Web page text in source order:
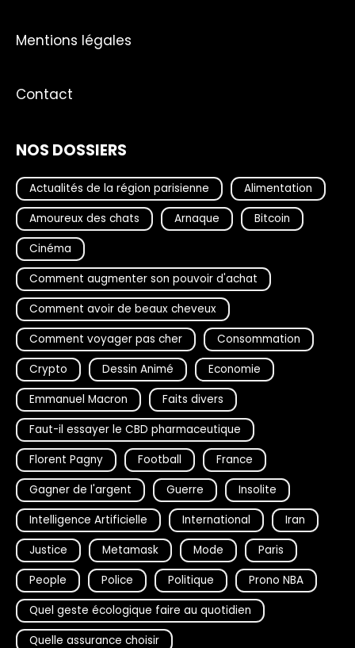
Mentions légales
Contact
NOS DOSSIERS
Actualités de la région parisienne
Alimentation
Amoureux des chats
Arnaque
Bitcoin
Cinéma
Comment augmenter son pouvoir d'achat
Comment avoir de beaux cheveux
Comment voyager pas cher
Consommation
Crypto
Dessin Animé
Economie
Emmanuel Macron
Faits divers
Faut-il essayer le CBD pharmaceutique
Florent Pagny
Football
France
Gagner de l'argent
Guerre
Insolite
Intelligence Artificielle
International
Iran
Justice
Metamask Mode
Paris
People
Police Politique
Prono NBA
Quel geste écologique faire au quotidien
Quelle assurance choisir